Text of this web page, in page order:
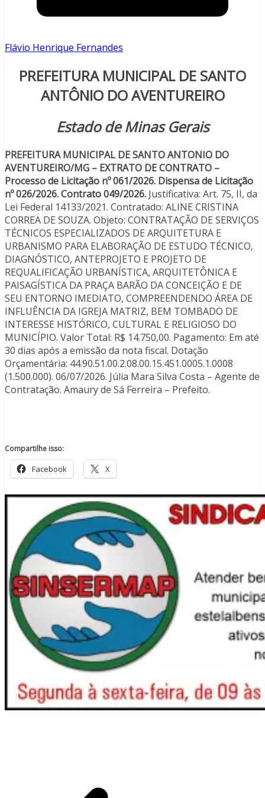
Flávio Henrique Fernandes
PREFEITURA MUNICIPAL DE SANTO
ANTÔNIO DO AVENTUREIRO
Estado de Minas Gerais
PREFEITURA MUNICIPAL DE SANTO ANTONIO DO
AVENTUREIRO/MG – EXTRATO DE CONTRATO –
Processo de Licitação nº 061/2026. Dispensa de Licitação
nº 026/2026. Contrato 049/2026. Justificativa: Art. 75, II, da
Lei Federal 14133/2021. Contratado: ALINE CRISTINA
CORREA DE SOUZA. Objeto: CONTRATAÇÃO DE SERVIÇOS
TÉCNICOS ESPECIALIZADOS DE ARQUITETURA E
URBANISMO PARA ELABORAÇÃO DE ESTUDO TÉCNICO,
DIAGNÓSTICO, ANTEPROJETO E PROJETO DE
REQUALIFICAÇÃO URBANÍSTICA, ARQUITETÔNICA E
PAISAGÍSTICA DA PRAÇA BARÃO DA CONCEIÇÃO E DE
SEU ENTORNO IMEDIATO, COMPREENDENDO ÁREA DE
INFLUÊNCIA DA IGREJA MATRIZ, BEM TOMBADO DE
INTERESSE HISTÓRICO, CULTURAL E RELIGIOSO DO
MUNICÍPIO. Valor Total: R$ 14.750,00. Pagamento: Em até
30 dias após a emissão da nota fiscal. Dotação
Orçamentária: 44.90.51.00.2.08.00.15.451.0005.1.0008
(1.500.000). 06/07/2026. Júlia Mara Silva Costa – Agente de
Contratação. Amaury de Sá Ferreira – Prefeito.
Compartilhe isso:
Facebook X